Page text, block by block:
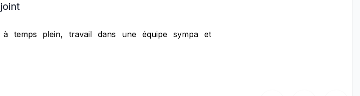
temps plein, travail dans une équipe sympa et